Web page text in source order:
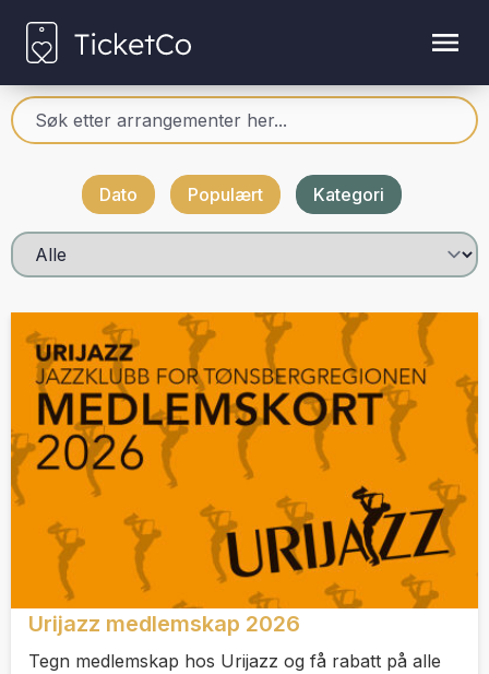
Dato Populært Kategori
Urijazz medlemskap 2026
Tegn medlemskap hos Urijazz og få rabatt på alle